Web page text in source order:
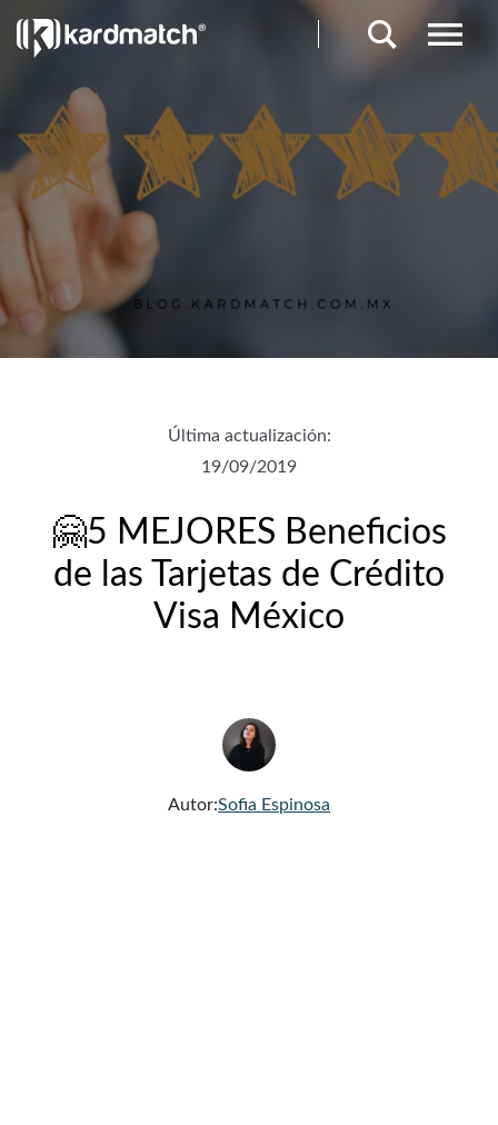
Última actualización:
19/09/2019
🤗5 MEJORES Beneficios
de las Tarjetas de Crédito
Visa México
Autor:Sofia Espinosa